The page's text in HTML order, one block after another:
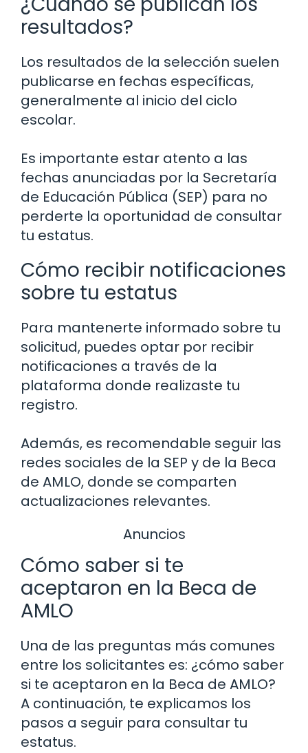
resultados?
Los resultados de la selección suelen
publicarse en fechas específicas,
generalmente al inicio del ciclo
escolar.
Es importante estar atento a las
fechas anunciadas por la Secretaría
de Educación Pública (SEP) para no
perderte la oportunidad de consultar
tu estatus.
Cómo recibir notificaciones
sobre tu estatus
Para mantenerte informado sobre tu
solicitud, puedes optar por recibir
notificaciones a través de la
plataforma donde realizaste tu
registro.
Además, es recomendable seguir las
redes sociales de la SEP y de la Beca
de AMLO, donde se comparten
actualizaciones relevantes.
Anuncios
Cómo saber si te
aceptaron en la Beca de
AMLO
Una de las preguntas más comunes
entre los solicitantes es: ¿cómo saber
si te aceptaron en la Beca de AMLO?
A continuación, te explicamos los
pasos a seguir para consultar tu
estatus.